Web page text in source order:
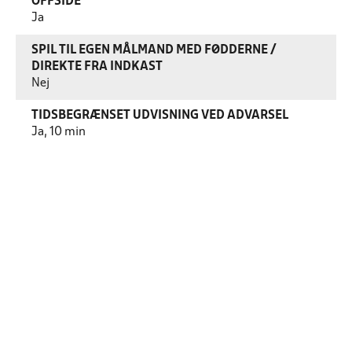
Ja
SPIL TIL EGEN MÅLMAND MED FØDDERNE /
DIREKTE FRA INDKAST
Nej
TIDSBEGRÆNSET UDVISNING VED ADVARSEL
Ja, 10 min